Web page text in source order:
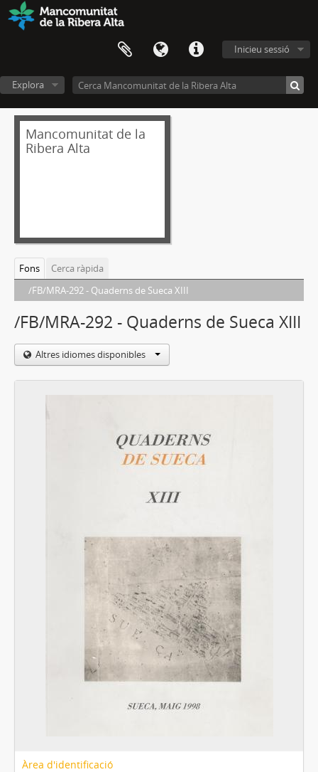
Inicieu sessió
Explora
Mancomunitat de la
Ribera Alta
Fons
Cerca ràpida
/FB/MRA-292 - Quaderns de Sueca XIII
/FB/MRA-292 - Quaderns de Sueca XIII
Altres idiomes disponibles
Àrea d'identificació